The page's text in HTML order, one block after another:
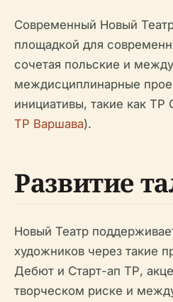
Современный Новый
площадкой для
сочетая польские и
междисциплинарные
инициативы, такие как ТР
ТР Варшава).
Развитие
Новый Театр
художников через такие
Дебют и Старт-ап ТР,
творческом риске и